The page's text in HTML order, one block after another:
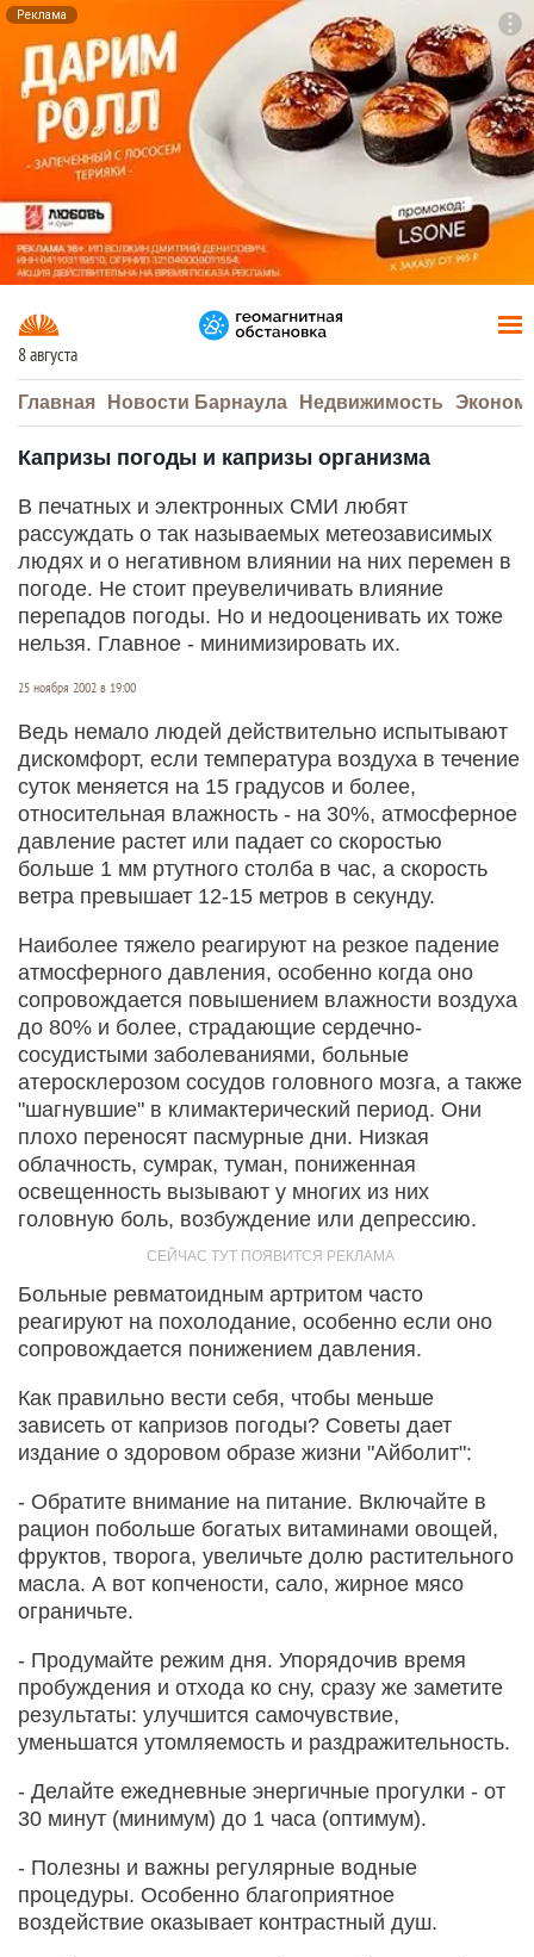
Реклама
8 августа
Главная Новости Барнаула Недвижимость
Капризы погоды и капризы организма
В печатных и электронных СМИ любят
рассуждать о так называемых метеозависимых
людях и о негативном влиянии на них перемен в
погоде. Не стоит преувеличивать влияние
перепадов погоды. Но и недооценивать их тоже
нельзя. Главное - минимизировать их.
25 ноября 2002 в 19:00
Ведь немало людей действительно испытывают
дискомфорт, если температура воздуха в течение
суток меняется на 15 градусов и более,
относительная влажность - на 30%, атмосферное
давление растет или падает со скоростью
больше 1 мм ртутного столба в час, а скорость
ветра превышает 12-15 метров в секунду.
Наиболее тяжело реагируют на резкое падение
атмосферного давления, особенно когда оно
сопровождается повышением влажности воздуха
до 80% и более, страдающие сердечно-
сосудистыми заболеваниями, больные
атеросклерозом сосудов головного мозга, а также
"шагнувшие" в климактерический период. Они
плохо переносят пасмурные дни. Низкая
облачность, сумрак, туман, пониженная
освещенность вызывают у многих из них
головную боль, возбуждение или депрессию.
Больные ревматоидным артритом часто
реагируют на похолодание, особенно если оно
сопровождается понижением давления.
Как правильно вести себя, чтобы меньше
зависеть от капризов погоды? Советы дает
издание о здоровом образе жизни "Айболит":
- Обратите внимание на питание. Включайте в
рацион побольше богатых витаминами овощей,
фруктов, творога, увеличьте долю растительного
масла. А вот копчености, сало, жирное мясо
ограничьте.
- Продумайте режим дня. Упорядочив время
пробуждения и отхода ко сну, сразу же заметите
результаты: улучшится самочувствие,
уменьшатся утомляемость и раздражительность.
- Делайте ежедневные энергичные прогулки - от
30 минут (минимум) до 1 часа (оптимум).
- Полезны и важны регулярные водные
процедуры. Особенно благоприятное
воздействие оказывает контрастный душ.